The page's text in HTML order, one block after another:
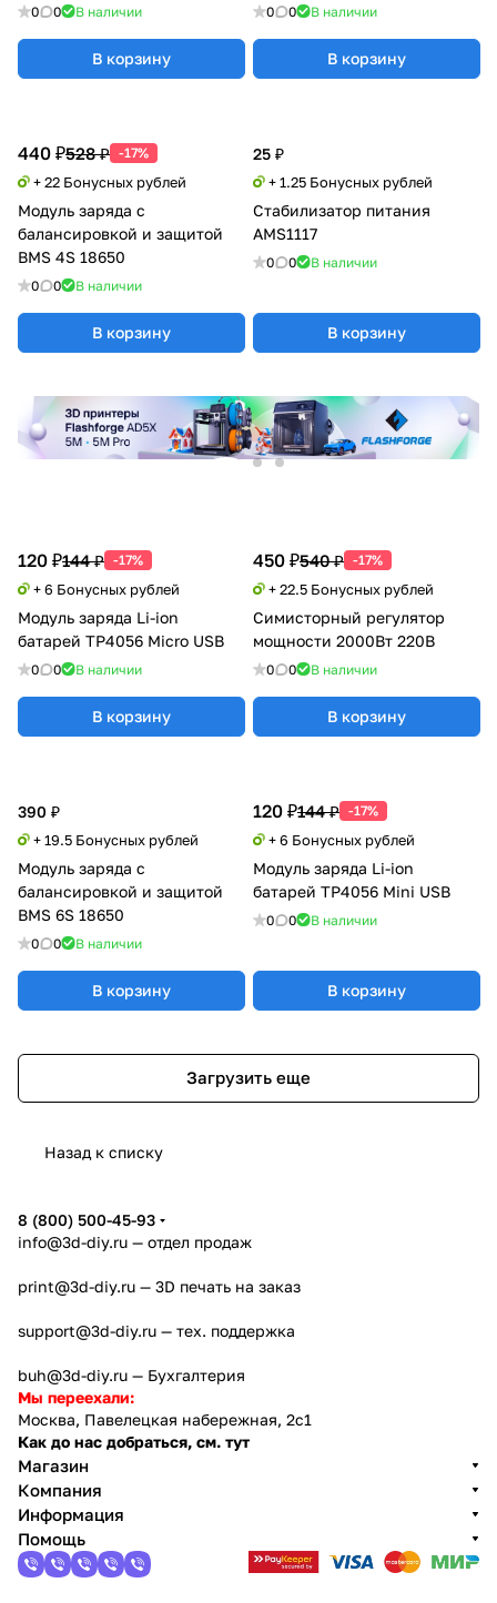
0 0 В наличии
В корзину
440 ₽528 ₽ -17%
+ 22 Бонусных рублей
Модуль заряда с
балансировкой и защитой
BMS 4S 18650
0 0 В наличии
В корзину
25 ₽
+ 1.25 Бонусных рублей
Стабилизатор питания
AMS1117
0 0 В наличии
В корзину
120 ₽144 ₽ -17%
+ 6 Бонусных рублей
Модуль заряда Li-ion
батарей TP4056 Micro USB
0 0 В наличии
В корзину
450 ₽540 ₽ -17%
+ 22.5 Бонусных рублей
Симисторный регулятор
мощности 2000Вт 220В
0 0 В наличии
В корзину
0 0 В наличии
В корзину
390 ₽
+ 19.5 Бонусных рублей
Модуль заряда с
балансировкой и защитой
BMS 6S 18650
0 0 В наличии
В корзину
120 ₽144 ₽ -17%
+ 6 Бонусных рублей
Модуль заряда Li-ion
батарей TP4056 Mini USB
0 0 В наличии
В корзину
Загрузить еще
Назад к списку
8 (800) 500-45-93
info@3d-diy.ru — отдел продаж
print@3d-diy.ru — 3D печать на заказ
support@3d-diy.ru — тех. поддержка
buh@3d-diy.ru — Бухгалтерия
Мы переехали:
Москва, Павелецкая набережная, 2с1
Как до нас добраться, см. тут
Магазин
Компания
Информация
Помощь